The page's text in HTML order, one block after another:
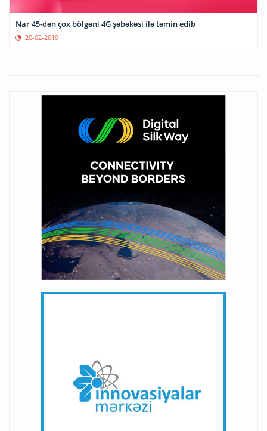
Nar 45-dən çox bölgəni 4G şəbəkəsi ilə təmin edib
20-02-2019